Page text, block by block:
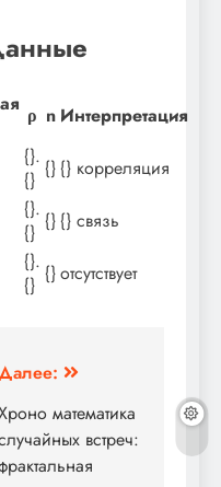
ρ n Интерпретация
{}.
{} {}{} корреляция
{}.
{} {}{} связь
{}.
{} {}отсутствует
математика
встреч: